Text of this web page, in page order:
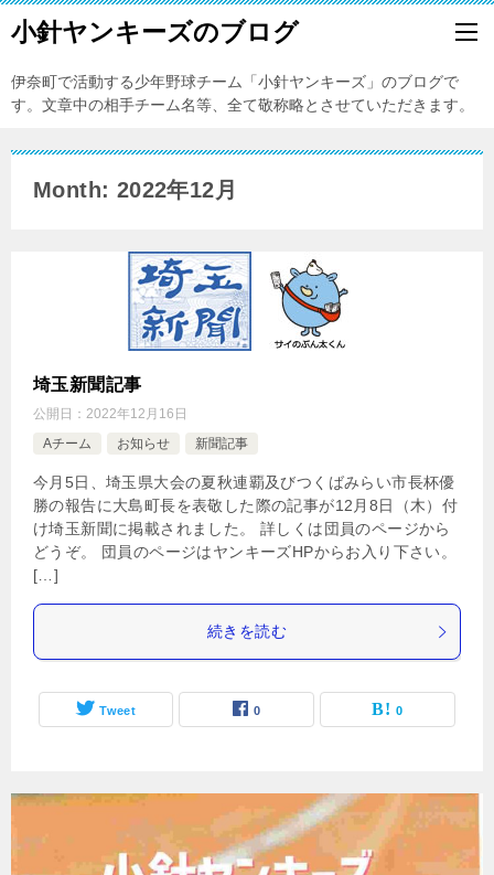
小針ヤンキーズのブログ
伊奈町で活動する少年野球チーム「小針ヤンキーズ」のブログで
す。文章中の相手チーム名等、全て敬称略とさせていただきます。
Month: 2022年12月
埼玉新聞記事
公開日： 2022年12月16日
Aチーム
お知らせ 新聞記事
今月5日、埼玉県大会の夏秋連覇及びつくばみらい市長杯優
勝の報告に大島町長を表敬した際の記事が12月8日（木）付
け埼玉新聞に掲載されました。 詳しくは団員のページから
どうぞ。 団員のページはヤンキーズHPからお入り下さい。
[…]
続きを読む
Tweet 0 0